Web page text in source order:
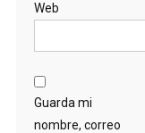
Web
Guarda mi
nombre, correo